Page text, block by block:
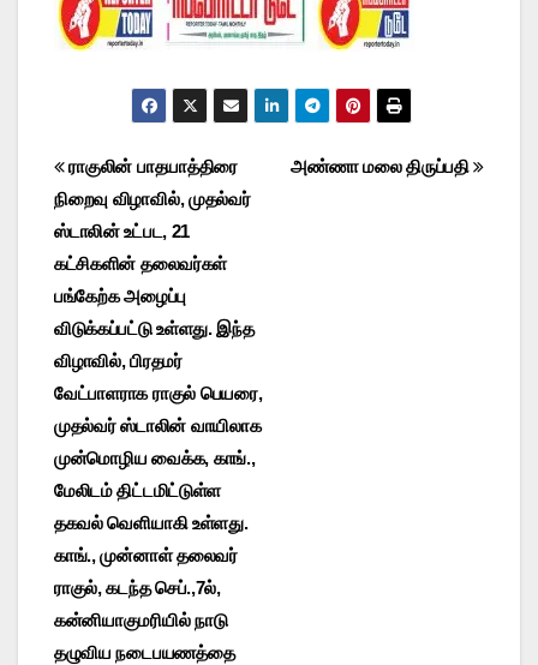
Post
navigation
அண்ணா மலை திருப்பதி
ராகுலின் பாதயாத்திரை
நிறைவு விழாவில், முதல்வர்
ஸ்டாலின் உட்பட, 21
கட்சிகளின் தலைவர்கள்
பங்கேற்க அழைப்பு
விடுக்கப்பட்டு உள்ளது. இந்த
விழாவில், பிரதமர்
வேட்பாளராக ராகுல் பெயரை,
முதல்வர் ஸ்டாலின் வாயிலாக
முன்மொழிய வைக்க, காங்.,
மேலிடம் திட்டமிட்டுள்ள
தகவல் வெளியாகி உள்ளது.
காங்., முன்னாள் தலைவர்
ராகுல், கடந்த செப்.,7ல்,
கன்னியாகுமரியில் நாடு
தழுவிய நடைபயணத்தை